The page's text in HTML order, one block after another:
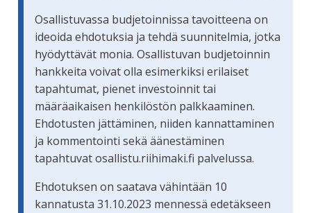
Osallistuvassa budjetoinnissa tavoitteena on
ideoida ehdotuksia ja tehdä suunnitelmia, jotka
hyödyttävät monia. Osallistuvan budjetoinnin
hankkeita voivat olla esimerkiksi erilaiset
tapahtumat, pienet investoinnit tai
määräaikaisen henkilöstön palkkaaminen.
Ehdotusten jättäminen, niiden kannattaminen
ja kommentointi sekä äänestäminen
tapahtuvat osallistu.riihimaki.fi palvelussa.
Ehdotuksen on saatava vähintään 10
kannatusta 31.10.2023 mennessä edetäkseen